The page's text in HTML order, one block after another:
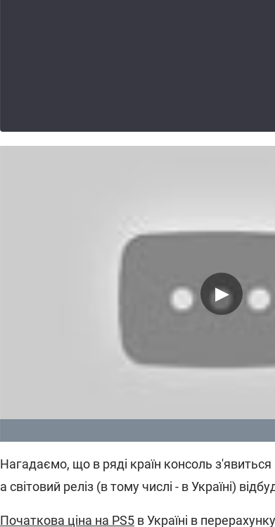
Нагадаємо, що в ряді країн консоль
а світовий реліз (в тому числі - в Україні)
Початкова ціна на PS5 в Україні в